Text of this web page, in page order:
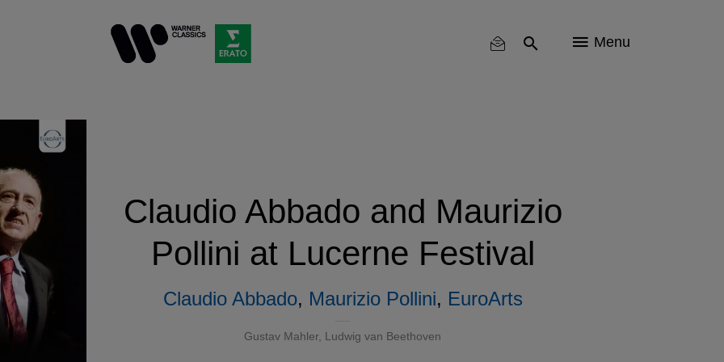
Menu
Claudio Abbado and Maurizio
Pollini at Lucerne Festival
Claudio Abbado, Maurizio Pollini, EuroArts
Gustav Mahler, Ludwig van Beethoven